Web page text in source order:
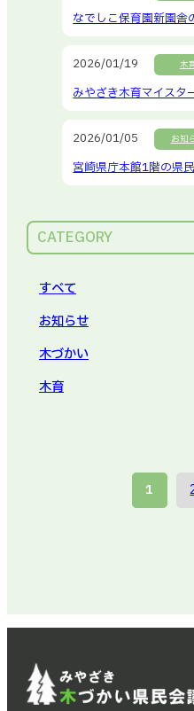
なでしこ保育園新園舎
2026/01/19 木
みやざき木育マイスタ
2026/01/05 お知
宮崎県庁本館1階の県
CATEGORY
すべて
お知らせ
木づかい
木育
送
1